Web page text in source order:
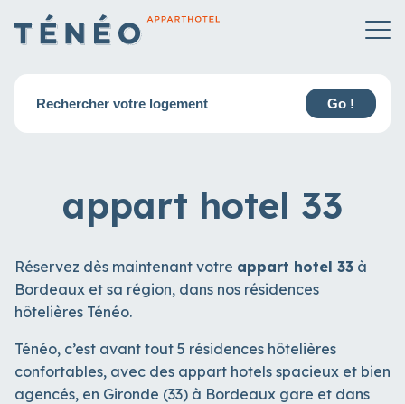
Rechercher votre logement Go !
appart hotel 33
Réservez dès maintenant votre appart hotel 33 à
Bordeaux et sa région, dans nos résidences
hôtelières Ténéo.
Ténéo, c’est avant tout 5 résidences hôtelières
confortables, avec des appart hotels spacieux et bien
agencés, en Gironde (33) à Bordeaux gare et dans